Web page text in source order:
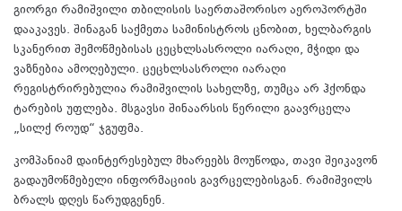
გიორგი რამიშვილი თბილისის საერთაშორისო აეროპორტში
დააკავეს. შინაგან საქმეთა სამინისტროს ცნობით, ხელბარგის
სკანერით შემოწმებისას ცეცხლსასროლი იარაღი, მჭიდი და
ვაზნებია ამოღებული. ცეცხლსასროლი იარაღი
რეგისტრირებულია რამიშვილის სახელზე, თუმცა არ ჰქონდა
ტარების უფლება. მსგავსი შინაარსის წერილი გაავრცელა
„სილქ როუდ“ ჯგუფმა.
კომპანიამ დაინტერესებულ მხარეებს მოუწოდა, თავი შეიკავონ
გადაუმოწმებელი ინფორმაციის გავრცელებისგან. რამიშვილს
ბრალს დღეს წარუდგენენ.